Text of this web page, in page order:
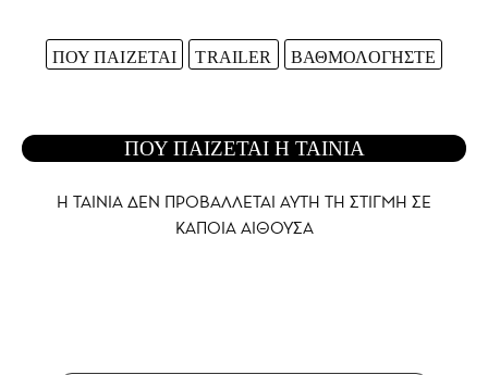
ΠΟΥ ΠΑΙΖΕΤΑΙ TRAILER ΒΑΘΜΟΛΟΓΗΣΤΕ
ΠΟΥ ΠΑΙΖΕΤΑΙ Η ΤΑΙΝΙΑ
Η ΤΑΙΝΙΑ ΔΕΝ ΠΡΟΒΑΛΛΕΤΑΙ AYTH ΤΗ ΣΤΙΓΜΗ ΣΕ
ΚΑΠΟΙΑ ΑΙΘΟΥΣΑ